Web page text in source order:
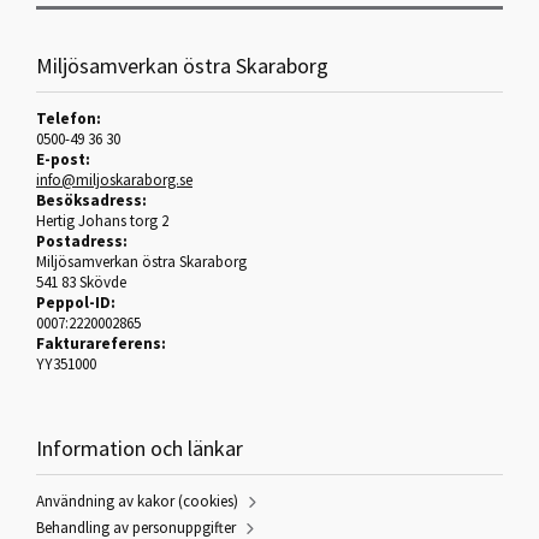
Miljösamverkan östra Skaraborg
Telefon:
0500-49 36 30
E-post:
info@miljoskaraborg.se
Besöksadress:
Hertig Johans torg 2
Postadress:
Miljösamverkan östra Skaraborg
541 83 Skövde
Peppol-ID:
0007:2220002865
Fakturareferens:
YY351000
Information och länkar
Användning av kakor (cookies)
Behandling av personuppgifter